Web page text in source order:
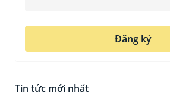
Đăng ký
Tin tức mới nhất